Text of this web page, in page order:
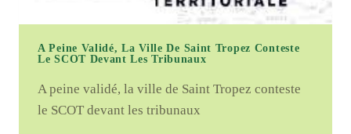
A Peine Validé, La Ville De Saint Tropez Conteste
Le SCOT Devant Les Tribunaux
A peine validé, la ville de Saint Tropez conteste
le SCOT devant les tribunaux